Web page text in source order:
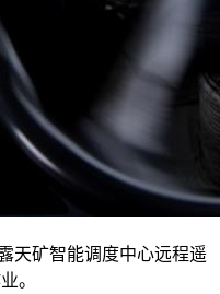
天矿智能调度中心远程遥
。